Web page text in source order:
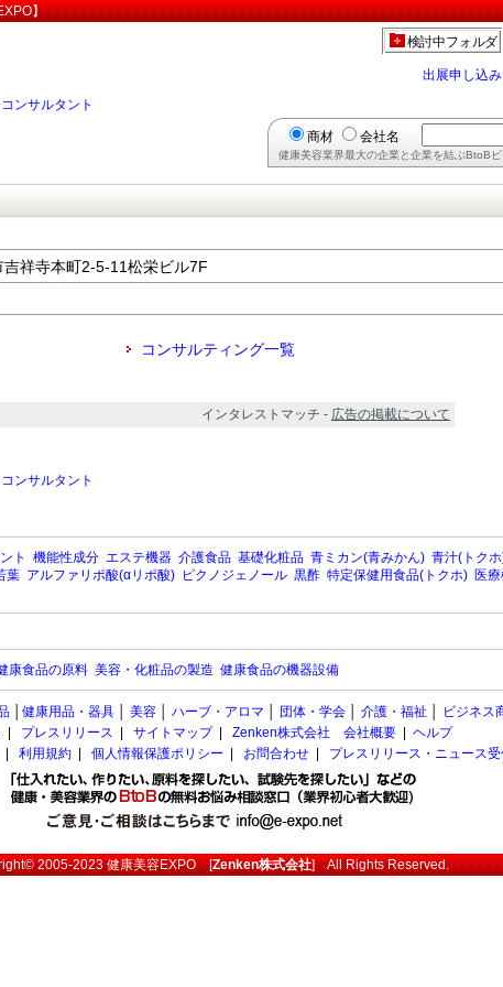
】
検討中フォルダ
出展申し込み
コンサルタント
商材 会社名
健康美容業界最大の企業と企業を結ぶBtoB
祥寺本町2-5-11松栄ビル7F
コンサルティング一覧
インタレストマッチ - 広告の掲載について
コンサルタント
ト 機能性成分 エステ機器 介護食品 基礎化粧品 青ミカン(青みかん) 青汁(トク
葉 アルファリポ酸(αリポ酸) ピクノジェノール 黒酢 特定保健用食品(トクホ) 医
康食品の原料 美容・化粧品の製造 健康食品の機器設備
健康用品・器具 美容 ハーブ・アロマ 団体・学会 介護・福祉
ビジネス
プレスリリース サイトマップ| Zenken株式会社 会社概要
ヘルプ
利用規約 個人情報保護ポリシー お問合わせ プレスリリース・ニュース
2005-2023健康美容EXPO[Zenken株式会社] All Rights Reserved.